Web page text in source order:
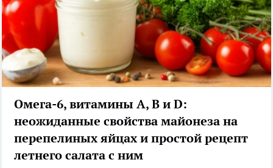
Омега-6, витамины А, В и D:
неожиданные свойства майонеза на
перепелиных яйцах и простой рецепт
летнего салата с ним